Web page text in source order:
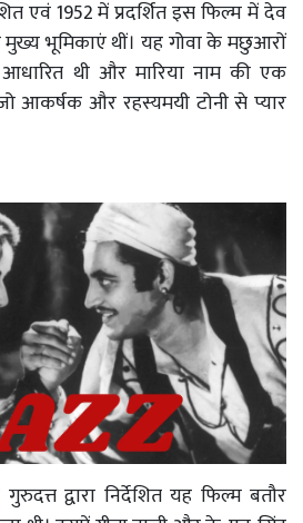
एवं 1952 में प्रदर्शित इस फिल्म में देव
भूमिकाएं थीं। यह गोवा के मछुआरों
थी और मारिया नाम की एक
आकर्षक और रहस्यमयी टोनी से प्यार
द्वारा निर्देशित यह फिल्म बतौर